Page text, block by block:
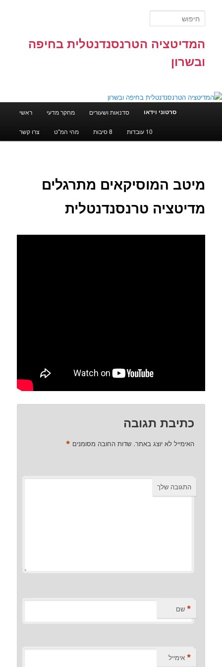
המדיטציה הטרנסנדנטלית בחיפה
ובשרון
חיפוש
ראשי מחקר מדעי סדנאות ושעורים סרטוני וידאו
צרו קשר מהי המ"ט 8 סיבות 10 עובדות
מיטב המוסיקאים מתרגלים
מדיטציה טרנסנדנטלית
כתיבת תגובה
האימייל לא יוצג באתר. שדות החובה מסומנים *
התגובה שלך
שם *
אימייל *